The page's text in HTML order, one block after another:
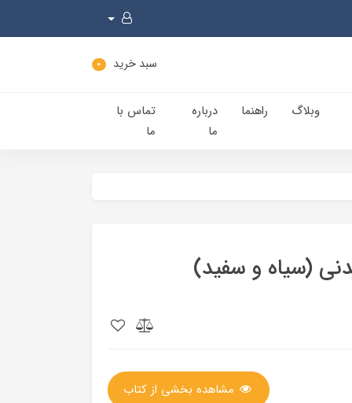
سبد خرید 0
وبلاگ راهنما
درباره
ما
تماس با
ما
(سیاه و سفید)
مشاهده بخشی از کتاب